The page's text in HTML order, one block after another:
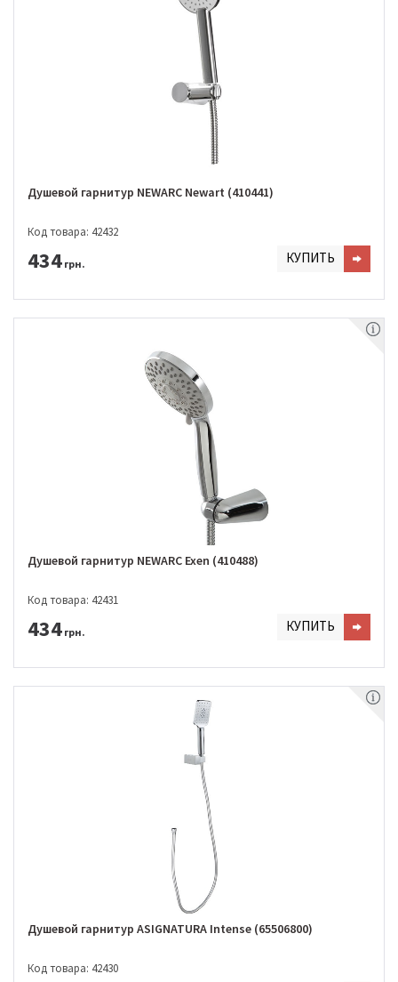
Душевой гарнитур NEWARC Newart (410441)
Код товара: 42432
434 грн. КУПИТЬ
Душевой гарнитур NEWARC Exen (410488)
Код товара: 42431
434 грн. КУПИТЬ
Душевой гарнитур ASIGNATURA Intense (65506800)
Код товара: 42430